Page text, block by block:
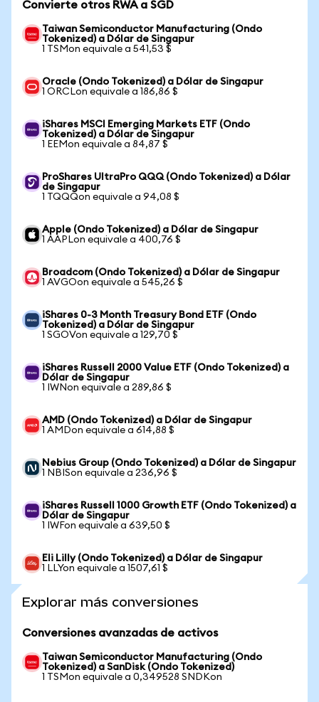
Convierte otros RWA a SGD
Taiwan Semiconductor Manufacturing (Ondo
Tokenized) a Dólar de Singapur
1 TSMon equivale a 541,53 $
Oracle (Ondo Tokenized) a Dólar de Singapur
1 ORCLon equivale a 186,86 $
iShares MSCI Emerging Markets ETF (Ondo
Tokenized) a Dólar de Singapur
1 EEMon equivale a 84,87 $
ProShares UltraPro QQQ (Ondo Tokenized) a Dólar
de Singapur
1 TQQQon equivale a 94,08 $
Apple (Ondo Tokenized) a Dólar de Singapur
1 AAPLon equivale a 400,76 $
Broadcom (Ondo Tokenized) a Dólar de Singapur
1 AVGOon equivale a 545,26 $
iShares 0-3 Month Treasury Bond ETF (Ondo
Tokenized) a Dólar de Singapur
1 SGOVon equivale a 129,70 $
iShares Russell 2000 Value ETF (Ondo Tokenized) a
Dólar de Singapur
1 IWNon equivale a 289,86 $
AMD (Ondo Tokenized) a Dólar de Singapur
1 AMDon equivale a 614,88 $
Nebius Group (Ondo Tokenized) a Dólar de Singapur
1 NBISon equivale a 236,96 $
iShares Russell 1000 Growth ETF (Ondo Tokenized) a
Dólar de Singapur
1 IWFon equivale a 639,50 $
Eli Lilly (Ondo Tokenized) a Dólar de Singapur
1 LLYon equivale a 1507,61 $
Explorar más conversiones
Conversiones avanzadas de activos
Taiwan Semiconductor Manufacturing (Ondo
Tokenized) a SanDisk (Ondo Tokenized)
1 TSMon equivale a 0,349528 SNDKon